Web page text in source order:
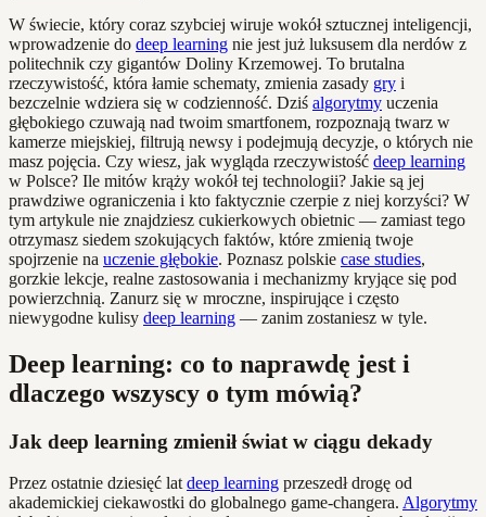
W świecie, który coraz szybciej wiruje wokół sztucznej inteligencji,
wprowadzenie do deep learning nie jest już luksusem dla nerdów z
politechnik czy gigantów Doliny Krzemowej. To brutalna
rzeczywistość, która łamie schematy, zmienia zasady gry i
bezczelnie wdziera się w codzienność. Dziś algorytmy uczenia
głębokiego czuwają nad twoim smartfonem, rozpoznają twarz w
kamerze miejskiej, filtrują newsy i podejmują decyzje, o których nie
masz pojęcia. Czy wiesz, jak wygląda rzeczywistość deep learning
w Polsce? Ile mitów krąży wokół tej technologii? Jakie są jej
prawdziwe ograniczenia i kto faktycznie czerpie z niej korzyści? W
tym artykule nie znajdziesz cukierkowych obietnic — zamiast tego
otrzymasz siedem szokujących faktów, które zmienią twoje
spojrzenie na uczenie głębokie. Poznasz polskie case studies,
gorzkie lekcje, realne zastosowania i mechanizmy kryjące się pod
powierzchnią. Zanurz się w mroczne, inspirujące i często
niewygodne kulisy deep learning — zanim zostaniesz w tyle.
Deep learning: co to naprawdę jest i
dlaczego wszyscy o tym mówią?
Jak deep learning zmienił świat w ciągu dekady
Przez ostatnie dziesięć lat deep learning przeszedł drogę od
akademickiej ciekawostki do globalnego game-changera. Algorytmy